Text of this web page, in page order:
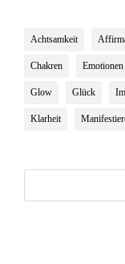
Achtsamkeit
Chakren Emotionen
Glow Glück
Klarheit